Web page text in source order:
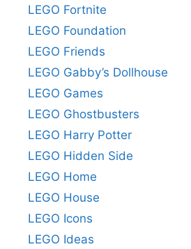
LEGO Fortnite
LEGO Foundation
LEGO Friends
LEGO Gabby’s Dollhouse
LEGO Games
LEGO Ghostbusters
LEGO Harry Potter
LEGO Hidden Side
LEGO Home
LEGO House
LEGO Icons
LEGO Ideas